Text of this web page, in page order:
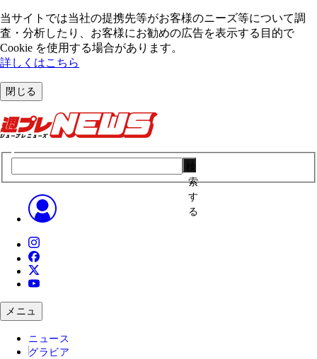
当サイトでは当社の提携先等がお客様のニーズ等について調
査・分析したり、お客様にお勧めの広告を表⽰する⽬的で
Cookie を使⽤する場合があります。
詳しくはこちら
閉じる
索
す
る
メニュ
ニュース
グラビア